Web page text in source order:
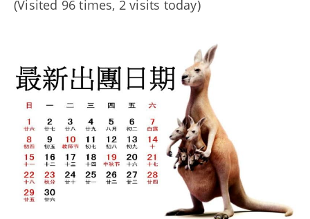
(Visited 96 times, 2 visits today)